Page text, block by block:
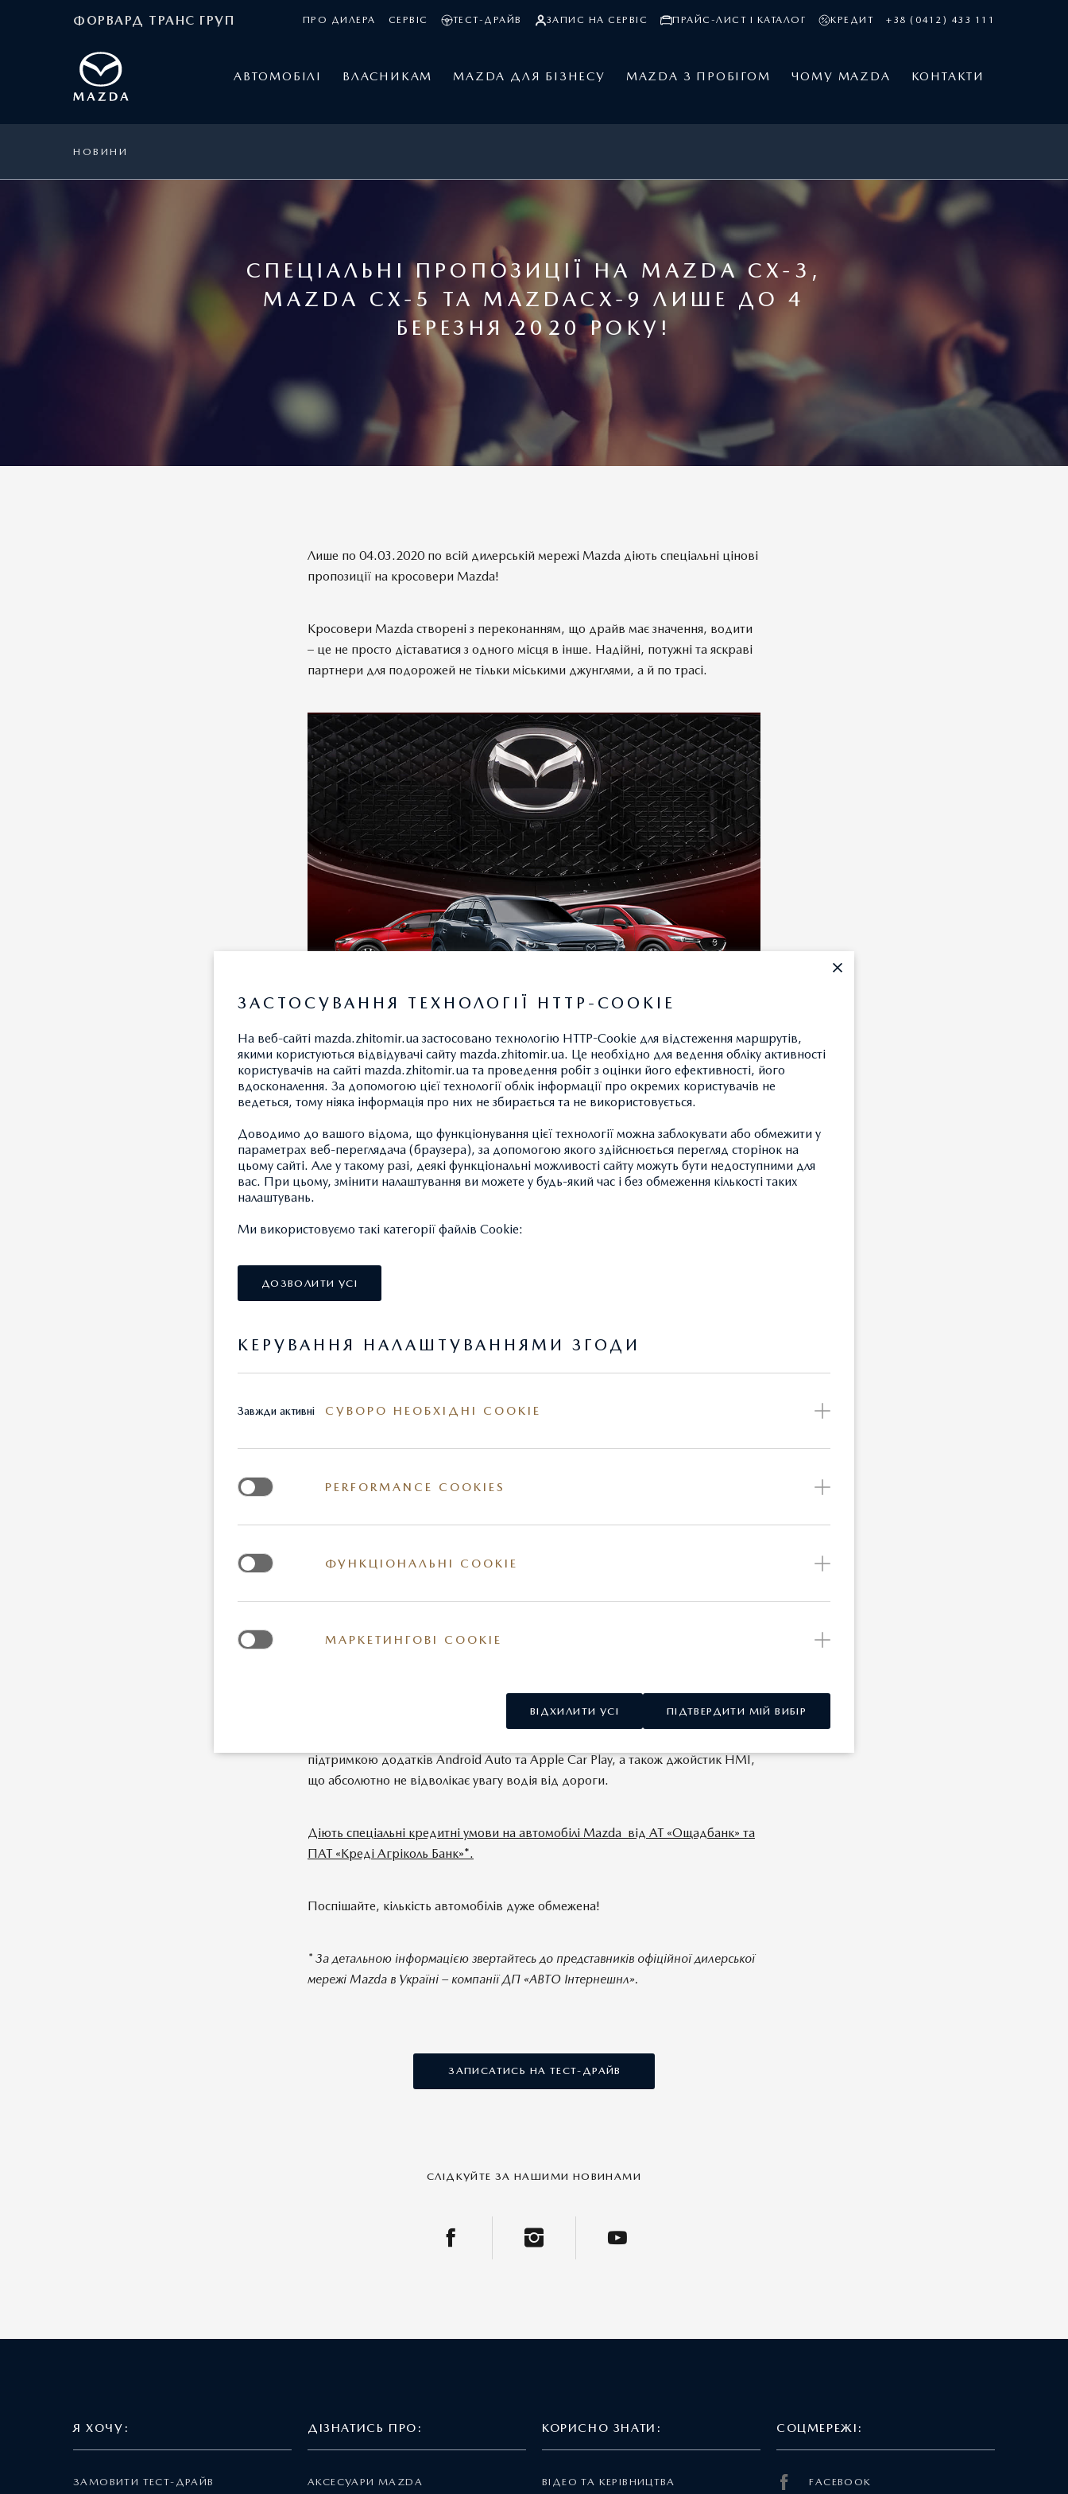
ФОРВАРД ТРАНС ГРУП ПРО ДИЛЕРА СЕРВІС ТЕСТ-ДРАЙВ ЗАПИС НА СЕРВІС ПРАЙС-ЛИСТ І КАТАЛОГ КРЕДИТ +38 (0412) 433 111
АВТОМОБІЛІ ВЛАСНИКАМ MAZDA ДЛЯ БІЗНЕСУ MAZDA З ПРОБІГОМ ЧОМУ MAZDA КОНТАКТИ
НОВИНИ
СПЕЦІАЛЬНІ ПРОПОЗИЦІЇ НА MAZDA СХ-3,
MAZDA СХ-5 ТА MAZDAСХ-9 ЛИШЕ ДО 4
БЕРЕЗНЯ 2020 РОКУ!
Лише по 04.03.2020 по всій дилерській мережі Mazda діють спеціальні цінові
пропозиції на кросовери Mazda!
Кросовери Mazda створені з переконанням, що драйв має значення, водити
– це не просто діставатися з одного місця в інше. Надійні, потужні та яскраві
партнери для подорожей не тільки міськими джунглями, а й по трасі.
Фірмовий дизайн КОДО – Душа Руху, який нікого не залишає байдужим,
надзвичайно економічні, надійні та перевірені часом і тисячами кілометрів
по дорогах України бензинові двигуни Skyactiv та широкий комплекс систем
проактивної безпеки i-Activsense не лише забезпечать максимум задоволення
від драйву, а й зроблять подорож максимально безпечною та комфортною!
Обирай свого партнера для пригод:
Компактний кросовер Mazda СХ-3
світлодіодною оптикою
Хочете більше драйву – обирайте емоційну та динамічну Mazda СХ-5 2,0
комплектації Touringз переднім приводом лише за 691 900 грн. або повним
Або Mazda СХ-5з потужним двигуном 2,5 л. 194 к.с. з переднім приводом за
преміальною аудіо системою Bose з 12 динаміками, сидіннями обшитими
безпеки i-Activsense, круїз-контролем, проекцією на вітрове скло лишеза 1
положення та куту розміщення педалей прискорення та гальмування,
регулювання положення сидіння таким чином, що не відчувається жодної
підтримкою додатків Android Auto та Apple Car Play, а також джойстик HMI,
що абсолютно не відволікає увагу водія від дороги.
Діють спеціальні кредитні умови на автомобілі Mazda від АТ «Ощадбанк» та
ПАТ «Креді Агріколь Банк»*.
Поспішайте, кількість автомобілів дуже обмежена!
* За детальною інформацією звертайтесь до представників офіційної дилерської
мережі Mazda в Україні – компанії ДП «АВТО Інтернешнл».
ЗАПИСАТИСЬ НА ТЕСТ-ДРАЙВ
СЛІДКУЙТЕ ЗА НАШИМИ НОВИНАМИ
Я ХОЧУ:
ЗАМОВИТИ ТЕСТ-ДРАЙВ
ДІЗНАТИСЬ ПРО:
АКСЕСУАРИ MAZDA
КОРИСНО ЗНАТИ:
ВІДЕО ТА КЕРІВНИЦТВА
СОЦМЕРЕЖІ:
FACEBOOK
ЗАСТОСУВАННЯ ТЕХНОЛОГІЇ HTTP-COOKIE
На веб-сайті mazda.zhitomir.ua застосовано технологію HTTP-Cookie для відстеження маршрутів,
якими користуються відвідувачі сайту mazda.zhitomir.ua. Це необхідно для ведення обліку активності
користувачів на сайті mazda.zhitomir.ua та проведення робіт з оцінки його ефективності, його
вдосконалення. За допомогою цієї технології облік інформації про окремих користувачів не
ведеться, тому ніяка інформація про них не збирається та не використовується.
Доводимо до вашого відома, що функціонування цієї технології можна заблокувати або обмежити у
параметрах веб-переглядача (браузера), за допомогою якого здійснюється перегляд сторінок на
цьому сайті. Але у такому разі, деякі функціональні можливості сайту можуть бути недоступними для
вас. При цьому, змінити налаштування ви можете у будь-який час і без обмеження кількості таких
налаштувань.
Ми використовуємо такі категорії файлів Cookie:
ДОЗВОЛИТИ УСІ
КЕРУВАННЯ НАЛАШТУВАННЯМИ ЗГОДИ
Завжди активні СУВОРО НЕОБХІДНІ COOKIE
PERFORMANCE COOKIES
ФУНКЦІОНАЛЬНІ COOKIE
МАРКЕТИНГОВІ COOKIE
ВІДХИЛИТИ УСІ ПІДТВЕРДИТИ МІЙ ВИБІР